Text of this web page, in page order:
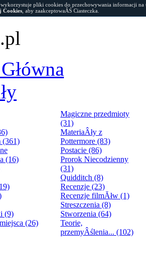
(361)
(16)
(9)
(26)
Magiczne przedmioty
(31)
MateriaÂły z
Pottermore (83)
Postacie (86)
Prorok Niecodzienny
(31)
Quidditch (8)
Recenzje (23)
Recenzje filmĂłw (1)
Streszczenia (8)
Stworzenia (64)
Teorie,
przemyÂślenia... (102)
pliki cookies do przechowywania informacji
Cookies , aby zaakceptowaĂŚ Ciasteczka.